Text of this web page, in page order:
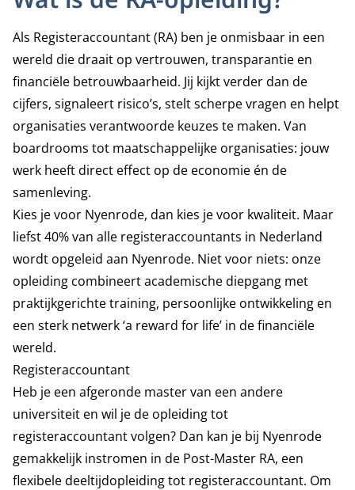
Als Registeraccountant (RA) ben je onmisbaar in een
wereld die draait op vertrouwen, transparantie en
financiële betrouwbaarheid. Jij kijkt verder dan de
cijfers, signaleert risico’s, stelt scherpe vragen en helpt
organisaties verantwoorde keuzes te maken. Van
boardrooms tot maatschappelijke organisaties: jouw
werk heeft direct effect op de economie én de
samenleving.
Kies je voor Nyenrode, dan kies je voor kwaliteit. Maar
liefst 40% van alle registeraccountants in Nederland
wordt opgeleid aan Nyenrode. Niet voor niets: onze
opleiding combineert academische diepgang met
praktijkgerichte training, persoonlijke ontwikkeling en
een sterk netwerk ‘a reward for life’ in de financiële
wereld.
Registeraccountant
Heb je een afgeronde master van een andere
universiteit en wil je de opleiding tot
registeraccountant volgen? Dan kan je bij Nyenrode
gemakkelijk instromen in de Post-Master RA, een
flexibele deeltijdopleiding tot registeraccountant. Om